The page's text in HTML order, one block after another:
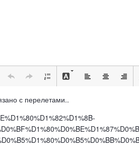
с перелетами..